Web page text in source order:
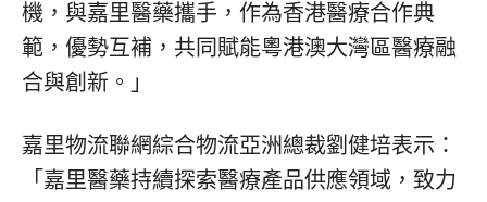
機，與嘉里醫藥攜手，作為香港醫療合作典
範，優勢互補，共同賦能粵港澳大灣區醫療融
合與創新。」
嘉里物流聯網綜合物流亞洲總裁劉健培表示：
「嘉里醫藥持續探索醫療產品供應領域，致力